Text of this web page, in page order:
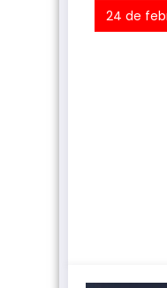
24 de